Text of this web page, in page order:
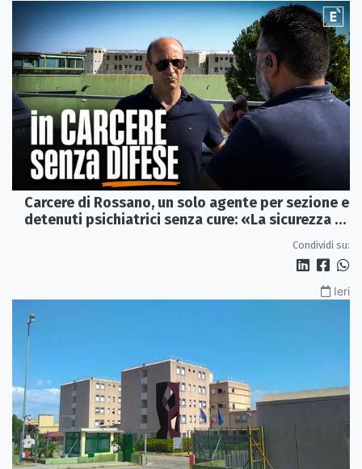
Carcere di Rossano, un solo agente per sezione e
detenuti psichiatrici senza cure: «La sicurezza è
Condividi su:
Ieri